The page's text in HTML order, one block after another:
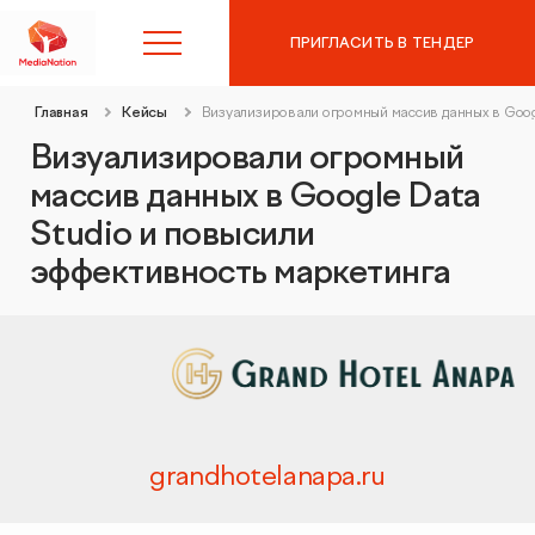
Контекстная реклама в
Яндекс.Директ
Таргетированная реклама
8 (495) 215-10-97
ПРИГЛАСИТЬ В ТЕНДЕР
Главная Кейсы Визуализировали огромный массив данных в
Визуализировали огромный
массив данных в Google Data
Studio и повысили
эффективность маркетинга
grandhotelanapa.ru